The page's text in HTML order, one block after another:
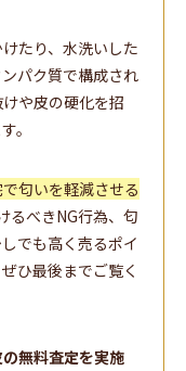
たり、水洗いした
パク質で構成され
や皮の硬化を招
。
匂いを軽減させる
るべきNG行為、匂
でも高く売るポイ
ひ最後までご覧く
無料査定を実施